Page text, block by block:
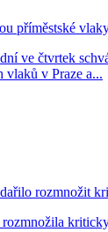
příměstské
ve čtvrtek
vlaků v Praze a...
rozmnožit